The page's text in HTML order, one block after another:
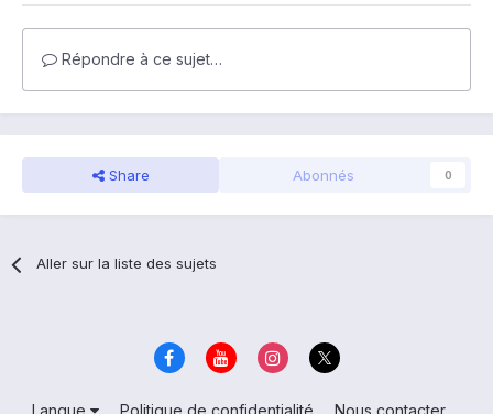
Répondre à ce sujet…
Share Abonnés 0
Aller sur la liste des sujets
Langue Politique de confidentialité Nous contacter